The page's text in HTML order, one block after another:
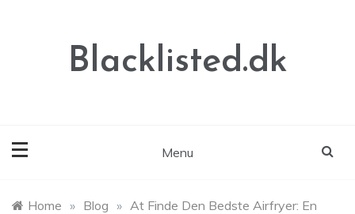
Blacklisted.dk
Menu
Home » Blog » At Finde Den Bedste Airfryer: En